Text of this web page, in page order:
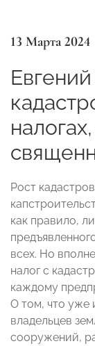
13 Марта 2024
Рост
как правило,
всех. Но
налог с
каждому
О том, что уже
владельцев
сооружений,